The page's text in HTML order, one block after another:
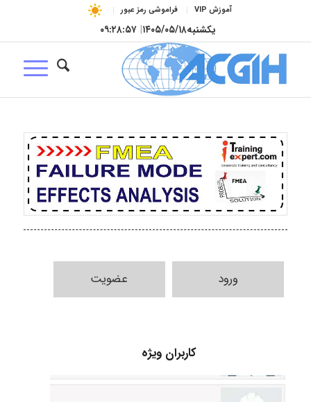
آموزش VIP فراموشی رمز عبور
یکشنبه۱۴۰۵/۰۵/۱۸| ۰۹:۲۸:۵۸
ورود عضویت
کاربران ویژه